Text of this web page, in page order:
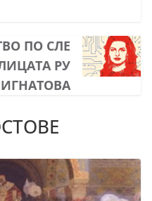
ПО СЛЕ
РУ